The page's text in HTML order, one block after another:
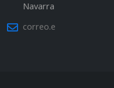
Navarra
correo.e